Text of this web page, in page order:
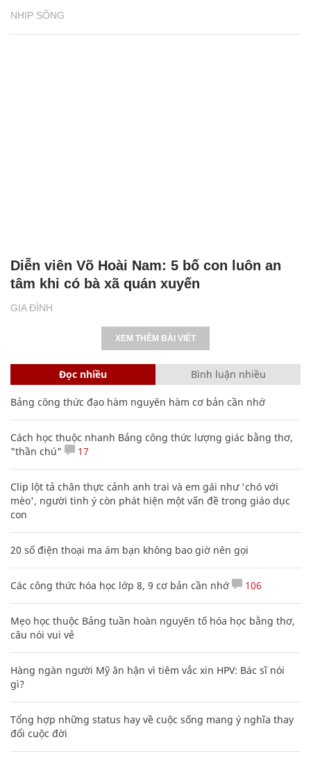
NHỊP SỐNG
GIA ĐÌNH
Diễn viên Võ Hoài Nam: 5 bố con luôn an
tâm khi có bà xã quán xuyến
XEM THÊM BÀI VIẾT
Đọc nhiều Bình luận nhiều
Bảng công thức đạo hàm nguyên hàm cơ bản cần nhớ
Cách học thuộc nhanh Bảng công thức lượng giác bằng thơ,
"thần chú"
17
Clip lột tả chân thực cảnh anh trai và em gái như 'chó với
mèo', người tinh ý còn phát hiện một vấn đề trong giáo dục
con
20 số điện thoại ma ám bạn không bao giờ nên gọi
Các công thức hóa học lớp 8, 9 cơ bản cần nhớ 106
Mẹo học thuộc Bảng tuần hoàn nguyên tố hóa học bằng thơ,
câu nói vui vẻ
Hàng ngàn người Mỹ ân hận vì tiêm vắc xin HPV: Bác sĩ nói
gì?
Tổng hợp những status hay về cuộc sống mang ý nghĩa thay
đổi cuộc đời